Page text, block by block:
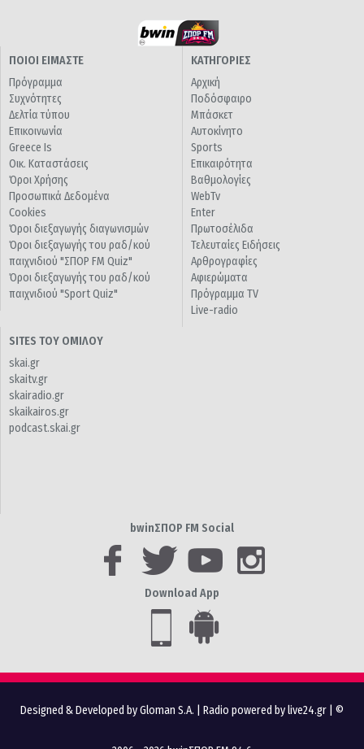
ΠΟΙΟΙ ΕΙΜΑΣΤΕ
Πρόγραμμα
Συχνότητες
Δελτία τύπου
Επικοινωνία
Greece Is
Οικ. Καταστάσεις
Όροι Χρήσης
Προσωπικά Δεδομένα
Cookies
Όροι διεξαγωγής διαγωνισμών
Όροι διεξαγωγής του ραδ/κού
παιχνιδιού "ΣΠΟΡ FM Quiz"
Όροι διεξαγωγής του ραδ/κού
παιχνιδιού "Sport Quiz"
ΚΑΤΗΓΟΡΙΕΣ
Αρχική
Ποδόσφαιρο
Μπάσκετ
Αυτοκίνητο
Sports
Επικαιρότητα
Βαθμολογίες
WebTv
Enter
Πρωτοσέλιδα
Τελευταίες Ειδήσεις
Αρθρογραφίες
Αφιερώματα
Πρόγραμμα TV
Live-radio
SITES ΤΟΥ ΟΜΙΛΟΥ
skai.gr
skaitv.gr
skairadio.gr
skaikairos.gr
podcast.skai.gr
bwinΣΠΟΡ FM Social
Download App
Designed & Developed by Gloman S.A. Radio powered by live24.gr | ©